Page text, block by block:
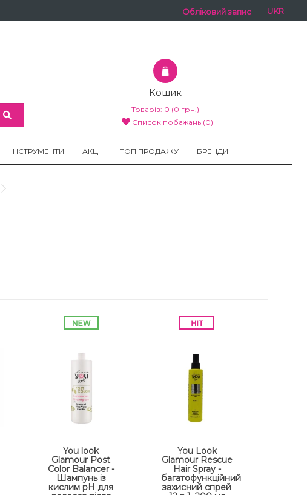
Обліковий запис UKR
Кошик
Товарів: 0 (0 грн.)
Список побажань (0)
ІНСТРУМЕНТИ АКЦІЇ ТОП ПРОДАЖУ БРЕНДИ
You look
Glamour Post
Color Balancer -
Шампунь із
кислим pH для
You Look
Glamour Rescue
Hair Spray -
багатофункційний
захисний спрей